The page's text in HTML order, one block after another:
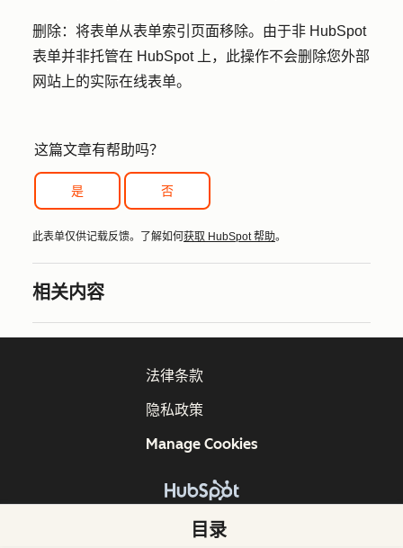
删除： 将表单从表单索引页面移除。由于非 HubSpot
表单并非托管在 HubSpot 上，此操作不会删除您外部
网站上的实际在线表单。
这篇文章有帮助吗？
是 否
此表单仅供记载反馈。了解如何 获取 HubSpot 帮助。
相关内容
目录
版权所有 © 2026 HubSpot, Inc.
法律条款
隐私政策
Manage Cookies